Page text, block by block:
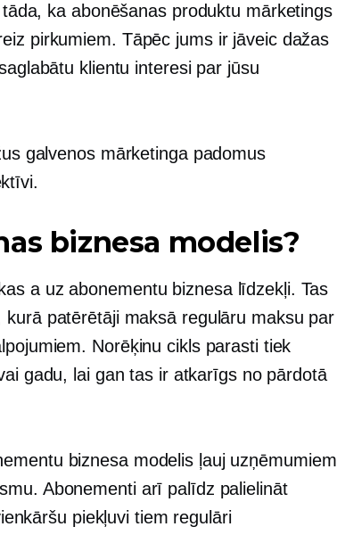
ka abonēšanas produktu mārketings
pirkumiem. Tāpēc jums ir jāveic dažas
klientu interesi par jūsu
galvenos mārketinga padomus
biznesa modelis?
a uz abonementu biznesa līdzekļi. Tas
patērētāji maksā regulāru maksu par
Norēķinu cikls parasti tiek
gadu, lai gan tas ir atkarīgs no pārdotā
biznesa modelis ļauj uzņēmumiem
Abonementi arī palīdz palielināt
piekļuvi tiem regulāri